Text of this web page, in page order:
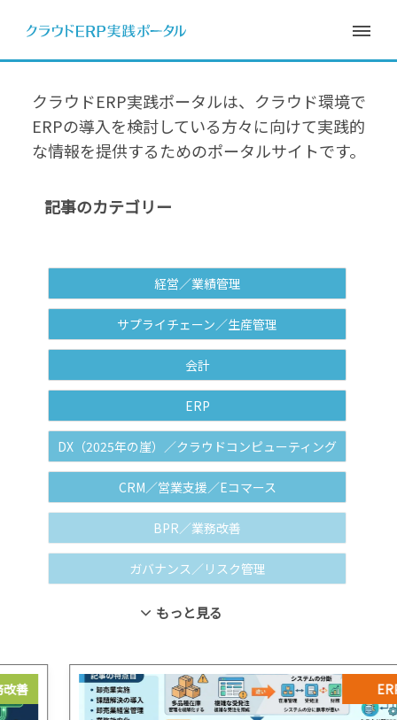
クラウドERP実践ポータルは、クラウド環境で
ERPの導入を検討している方々に向けて実践的
な情報を提供するためのポータルサイトです。
記事のカテゴリー
経営／業績管理
サプライチェーン／生産管理
会計
ERP
DX（2025年の崖）／クラウドコンピューティング
CRM／営業支援／Eコマース
BPR／業務改善
ガバナンス／リスク管理
もっと見る
ERP